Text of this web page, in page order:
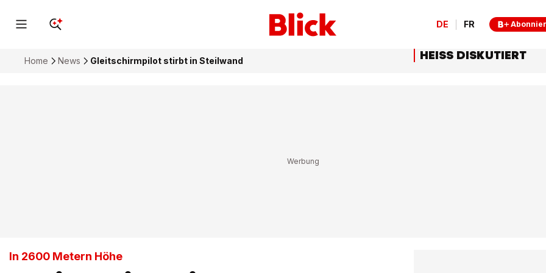
DE FR
Home News Gleitschirmpilot stirbt in Steilwand
In 2600 Metern Höhe
HEISS DISKUTIERT